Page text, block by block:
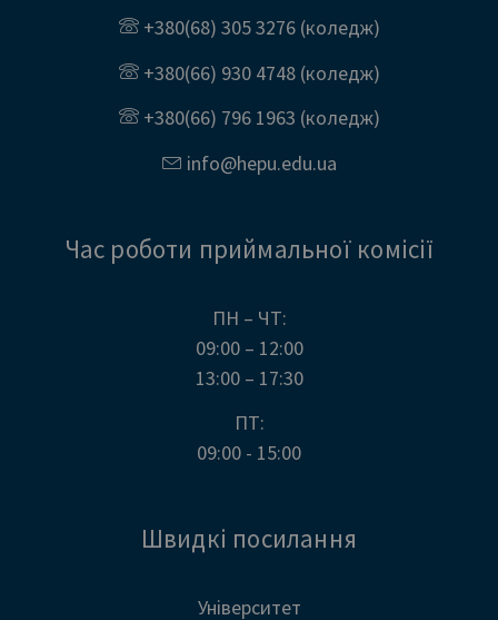
+380(68) 305 3276(коледж)
+380(66) 930 4748(коледж)
+380(66) 796 1963 (коледж)
info@hepu.edu.ua
Час роботи приймальної комісії
ПН – ЧТ:
09:00 – 12:00
13:00 – 17:30
ПТ:
09:00 - 15:00
Швидкі посилання
Університет